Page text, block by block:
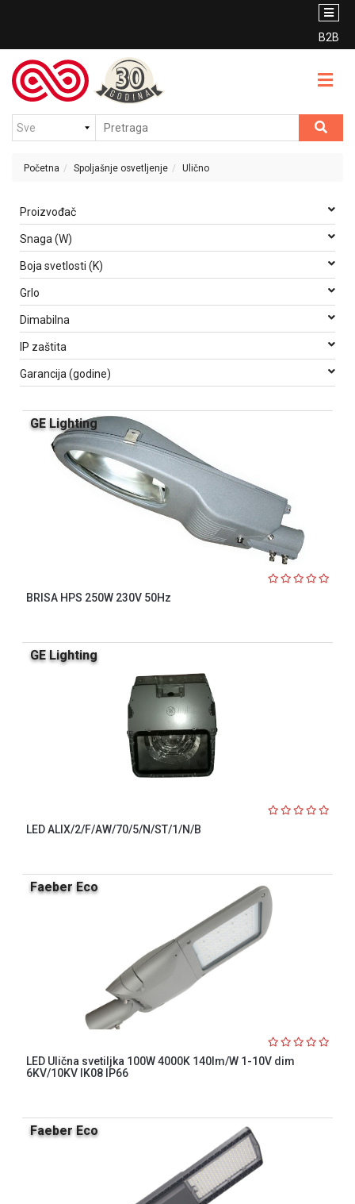
B2B
Unutrašnje
osvetljenje
Spoljašnje
osvetljenje
Sijalice
osvetljenje
Nosači
kablovi
(PNK)
priključnice
indikatori
Sklopna
Instalacioni
CENOVNIK
VESTI
PDF
USLOVI
KORIŠĆENJA
Početna Spoljašnje osvetljenje Ulično
Proizvođač
Snaga (W)
Boja svetlosti (K)
Grlo
Dimabilna
IP zaštita
Garancija (godine)
GE Lighting
BRISA HPS 250W 230V 50Hz
GE Lighting
LED ALIX/2/F/AW/70/5/N/ST/1/N/B
Faeber Eco
LED Ulična svetiljka 100W 4000K 140lm/W 1-10V dim
6KV/10KV IK08 IP66
Faeber Eco